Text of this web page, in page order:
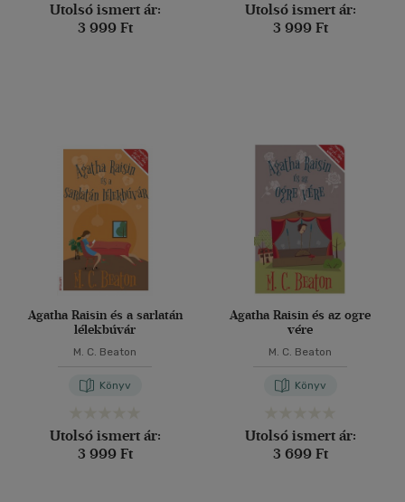
Utolsó ismert ár:
3 999 Ft
Utolsó ismert ár:
3 999 Ft
Agatha Raisin és a sarlatán
lélekbúvár
M. C. Beaton
Könyv
Utolsó ismert ár:
3 999 Ft
Agatha Raisin és az ogre
vére
M. C. Beaton
Könyv
Utolsó ismert ár:
3 699 Ft